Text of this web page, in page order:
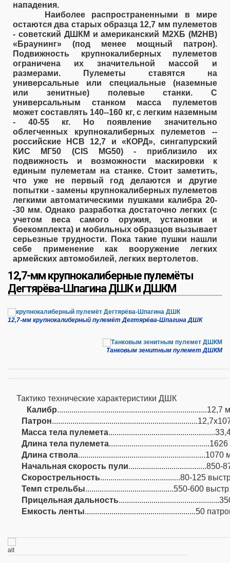
нападения.
Наиболее распространенными в мире
остаются два старых образца 12,7 мм пулеметов
- советский ДШКМ и американский М2ХБ (M2HB)
«Браунинг» (под менее мощный патрон).
Подвижность крупнокалиберных пулеметов
ограничена их значительной массой и
размерами. Пулеметы ставятся на
универсальные или специальные (наземные
или зенитные) полевые станки. С
универсальным станком масса пулеметов
может составлять 140--160 кг, с легким наземным
- 40-55 кг. Но появление значительно
облегченных крупнокалиберных пулеметов --
российские НСВ 12,7 и «КОРД», сингапурский
КИС МГ50 (CIS MG50) - приблизило их
подвижность и возможности маскировки к
единым пулеметам на станке. Стоит заметить,
что уже не первый год делаются и другие
попытки - замены крупнокалиберных пулеметов
легкими автоматическими пушками калибра 20-
-30 мм. Однако разработка достаточно легких (с
учетом веса самого оружия, установки и
боекомплекта) и мобильных образцов вызывает
серьезные трудности. Пока такие пушки нашли
себе применение как вооружение легких
армейских автомобилей, легких вертолетов.
12,7-мм крупнокалиберные пулемёты
Дегтярёва-Шпагина ДШК и ДШКМ
12,7-мм крупнокалиберный пулемёт Дегтярёва-Шпагина ДШК
Танковым зенитным пулемет ДШКМ
Тактико технические характеристики ДШК
Калибр.........................................................................12,7
Патрон
Масса тела пулемета
Длина тела пулемета
Длина ствола
Начальная скорость пули......................................850-
Скорострельность.......................................80-125
Темп стрельбы...........................................550-600
Прицельная дальность
Емкость ленты......................................................50